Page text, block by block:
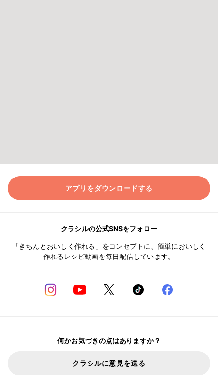
アプリをダウンロードする
クラシルの公式SNSをフォロー
「きちんとおいしく作れる」をコンセプトに、簡単においしく
作れるレシピ動画を毎日配信しています。
何かお気づきの点はありますか？
クラシルに意見を送る